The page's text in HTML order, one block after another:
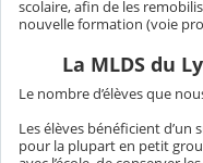
scolaire, afin de les
nouvelle formation (voie
La MLDS du
Le nombre d’élèves que
Les élèves bénéficient d’un
pour la plupart en petit